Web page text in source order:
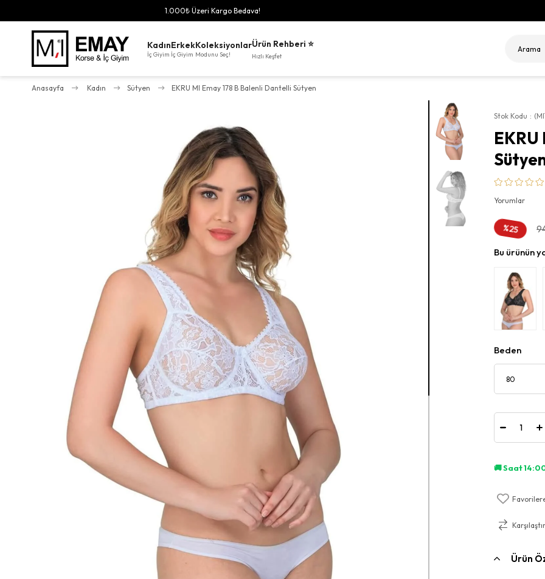
Aynı Gün Hızlı Kargo!
Kadın
İç Giyim
Erkek
İç Giyim
Koleksiyonlar
Modunu Seç!
Ürün Rehberi ⭐
Hızlı Keşfet
Anasayfa Kadın Sütyen EKRU MI Emay 178 B Balenli Dantelli Sütyen
Stok Kodu
EKRU
Yorumlar
%25
Bu ürünün
Beden
Karşılaştır
Ürün